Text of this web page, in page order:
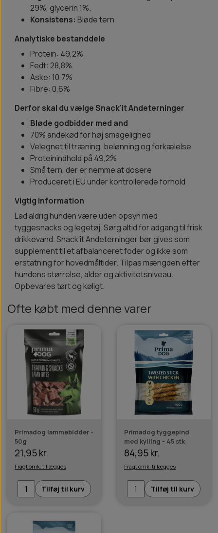
29%, glycerin 1%.
Konsistens: Bløde tern
Analytiske bestanddele
Protein: 49,2%
Fedt: 28,8%
Aske: 10,7%
Fibre: 0,6%
Derfor skal du vælge Snack'it Andeterninger
Bløde godbidder med and
70% andekød for høj smagelighed
Velegnet til træning, belønning og forkælelse
Proteinindhold på 49,2%
Små tern, der er nemme at dosere
Produceret i EU under kontrollerede forhold
Vigtig information
Lad aldrig hunden være uden opsyn med
tyggesnacks og legetøj. Sørg altid for adgang til frisk
drikkevand. Snack'it Andeterninger bør gives som
supplement til et afbalanceret foder og ikke som
erstatning for hovedmåltider. Tilpas mængden efter
hundens størrelse, alder og aktivitetsniveau.
Opbevares tørt og køligt.
Ofte købt med denne varer
Primadog lammebidder -
50g
21,95 kr.
Fragt omk. tillægges
Tilføj til kurv
Primadog tyggepind
med kylling - 45 stk
84,95 kr.
Fragt omk. tillægges
Tilføj til kurv